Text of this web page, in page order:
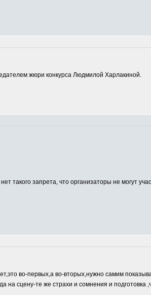
жюри конкурса Людмилой Харлакиной.
такого запрета, что организаторы не могут
во-первых,а во-вторых,нужно самим
на сцену-те же страхи и сомнения и подготовка